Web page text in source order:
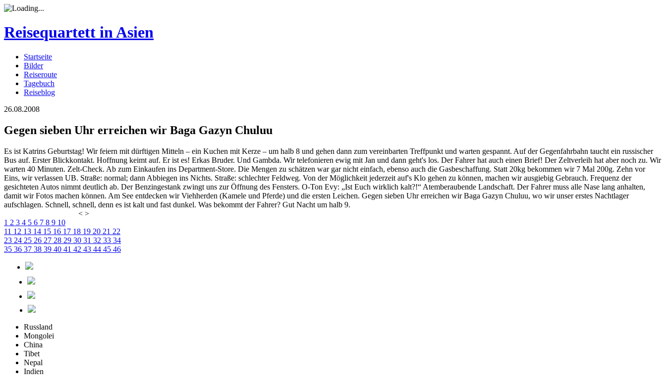
Reisequartett in Asien
Startseite
Bilder
Reiseroute
Tagebuch
Reiseblog
26.08.2008
Gegen sieben Uhr erreichen wir Baga Gazyn Chuluu
Es ist Katrins Geburtstag! Wir feiern mit dürftigen Mitteln – ein Kuchen mit Kerze – um halb 8 und gehen dann zum vereinbarten Treffpunkt und warten gespannt. Auf der Gegenfahrbahn taucht ein russischer
Bus auf. Erster Blickkontakt. Hoffnung keimt auf. Er ist es! Erkas Bruder. Und Gambda. Wir telefonieren ewig mit Jan und dann geht's los. Der Fahrer hat auch einen Brief! Der Zeltverleih hat aber noch zu. Wir
warten 40 Minuten. Zelt-Check. Ab zum Einkaufen ins Department-Store. Die Mengen zu schätzen war gar nicht einfach, ebenso auch die Gasbeschaffung. Statt 20kg bekommen wir 7 Mal 200g. Zehn vor
Eins, wir verlassen UB. Straße: normal; dann Abbiegen ins Nichts. Straße: schlechter Feldweg. Von der Möglichkeit jederzeit auf's Klo gehen zu können, machen wir ausgiebig Gebrauch. Frequenz der
gesichteten Autos nimmt deutlich ab. Der Benzingestank zwingt uns zur Öffnung des Fensters. O-Ton Evy: „Ist Euch wirklich kalt?!“ Atemberaubende Landschaft. Der Fahrer muss alle Nase lang anhalten,
damit wir Fotos machen können. Am See entdecken wir Viehherden (Kamele und Pferde) und die ersten Leichen. Gegen sieben Uhr erreichen wir Baga Gazyn Chuluu, wo wir unser erstes Nachtlager
aufschlagen. Schnell, schnell, denn es ist kalt und fast dunkel. Was bekommt der Fahrer? Gut Nacht um halb 9.
< >
1 2 3 4 5 6 7 8 9 10
11 12 13 14 15 16 17 18 19 20 21 22
23 24 25 26 27 28 29 30 31 32 33 34
35 36 37 38 39 40 41 42 43 44 45 46
Russland
Mongolei
China
Tibet
Nepal
Indien